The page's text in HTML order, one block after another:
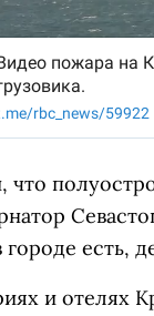
что
городе есть,
и отелях